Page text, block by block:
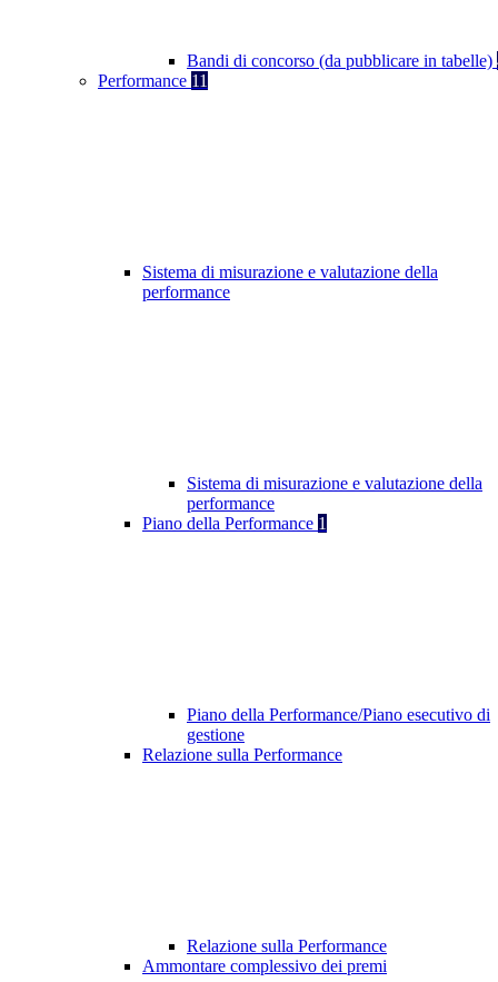
Bandi di concorso (da pubblicare in tabelle)
Performance 11
Sistema di misurazione e valutazione della
performance
Sistema di misurazione e valutazione della
performance
Piano della Performance 1
Piano della Performance/Piano esecutivo di
gestione
Relazione sulla Performance
Relazione sulla Performance
Ammontare complessivo dei premi